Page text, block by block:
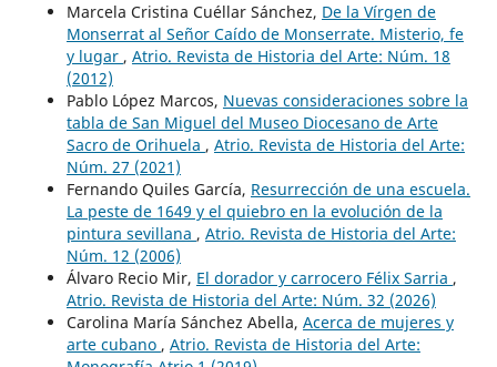
Marcela Cristina Cuéllar Sánchez, De la Vírgen de
Monserrat al Señor Caído de Monserrate. Misterio, fe
y lugar , Atrio. Revista de Historia del Arte: Núm. 18
(2012)
Pablo López Marcos, Nuevas consideraciones sobre la
tabla de San Miguel del Museo Diocesano de Arte
Sacro de Orihuela , Atrio. Revista de Historia del Arte:
Núm. 27 (2021)
Fernando Quiles García, Resurrección de una escuela.
La peste de 1649 y el quiebro en la evolución de la
pintura sevillana , Atrio. Revista de Historia del Arte:
Núm. 12 (2006)
Álvaro Recio Mir, El dorador y carrocero Félix Sarria ,
Atrio. Revista de Historia del Arte: Núm. 32 (2026)
Carolina María Sánchez Abella, Acerca de mujeres y
arte cubano , Atrio. Revista de Historia del Arte: